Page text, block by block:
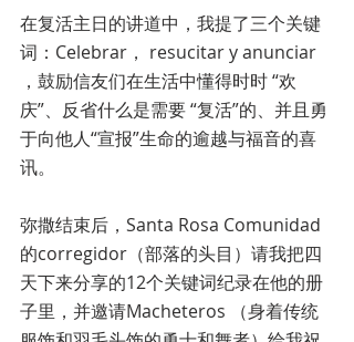
在复活主日的讲道中，我提了三个关键
词：Celebrar， resucitar y anunciar
，鼓励信友们在生活中懂得时时 “欢
庆”、反省什么是需要 “复活”的、并且勇
于向他人“宣报”生命的逾越与福音的喜
讯。
弥撒结束后，Santa Rosa Comunidad
的corregidor（部落的头目）请我把四
天下来分享的12个关键词纪录在他的册
子里，并邀请Macheteros （身着传统